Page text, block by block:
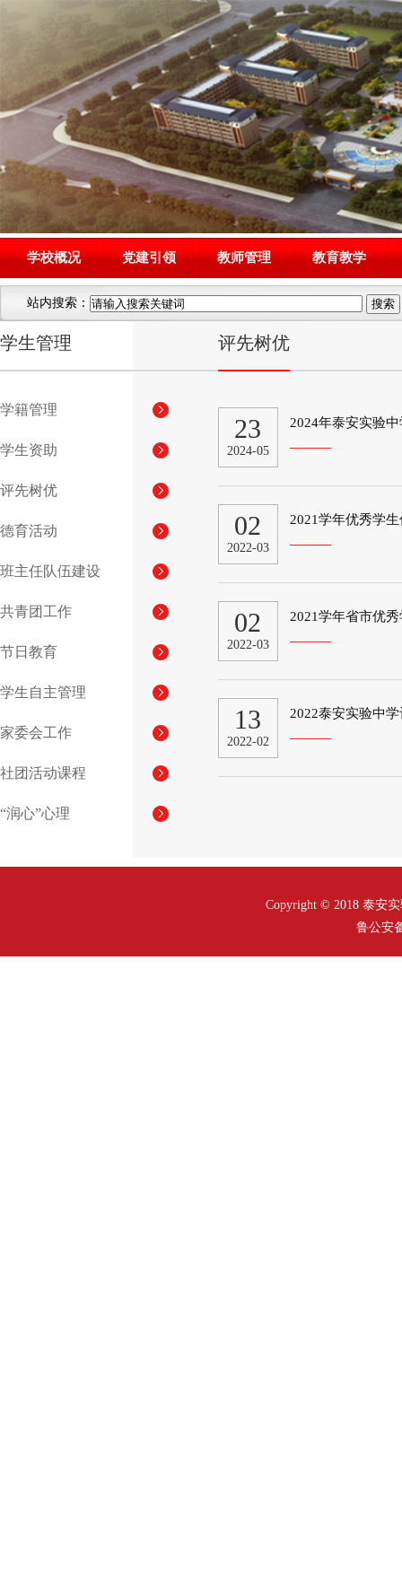
学校概况 党建引领 教师管理 教育教学
站内搜索：
学生管理
学籍管理
学生资助
评先树优
德育活动
班主任队伍建设
共青团工作
节日教育
学生自主管理
家委会工作
社团活动课程
“润心”心理
评先树优
23
2024-05
2024年泰安实验
02
2022-03
2021学年优秀学
02
2022-03
2021学年省市优
13
2022-02
2022泰安实验中
Copyright © 2018 泰安
鲁公安